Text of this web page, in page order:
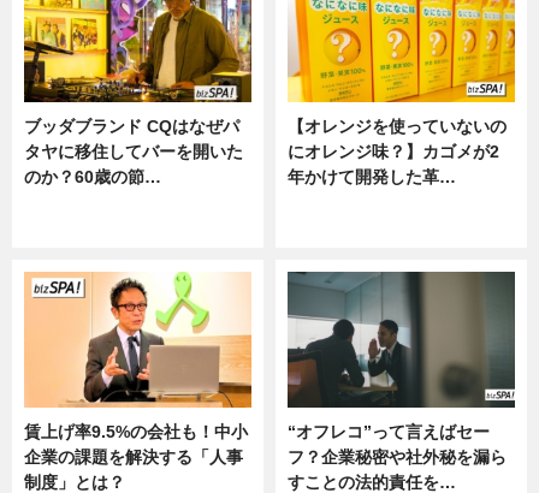
ブッダブランド CQはなぜパ
タヤに移住してバーを開いた
のか？60歳の節…
【オレンジを使っていないの
にオレンジ味？】カゴメが2
年かけて開発した革…
賃上げ率9.5%の会社も！中小
企業の課題を解決する「人事
制度」とは？
“オフレコ”って言えばセー
フ？企業秘密や社外秘を漏ら
すことの法的責任を…